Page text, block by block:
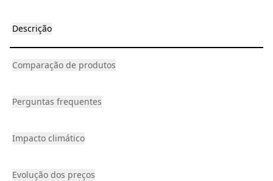
Descrição
Comparação de produtos
Perguntas frequentes
Impacto climático
Evolução dos preços